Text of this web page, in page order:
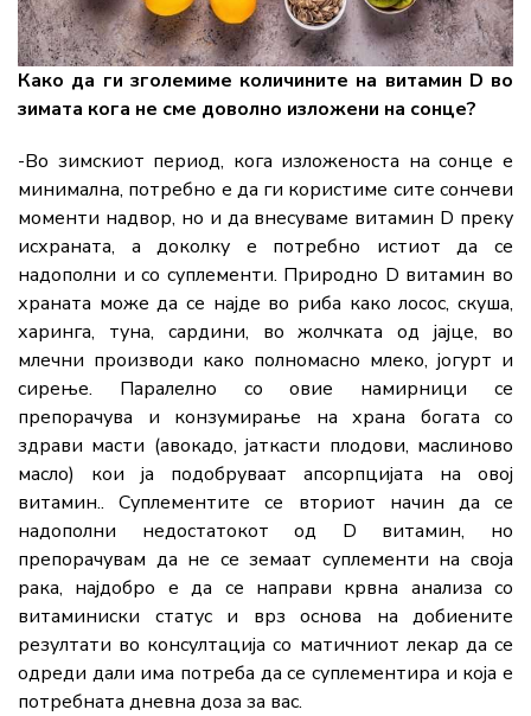
Како да ги зголемиме количините на витамин D во
зимата кога не сме доволно изложени на сонце?
-Во зимскиот период, кога изложеноста на сонце е
минимална, потребно е да ги користиме сите сончеви
моменти надвор, но и да внесуваме витамин D преку
исхраната, а доколку е потребно истиот да се
надополни и со суплементи. Природно D витамин во
храната може да се најде во риба како лосос, скуша,
харинга, туна, сардини, во жолчката од јајце, во
млечни производи како полномасно млеко, јогурт и
сирење. Паралелно со овие намирници се
препорачува и конзумирање на храна богата со
здрави масти (авокадо, јаткасти плодови, маслиново
масло) кои ја подобруваат апсорпцијата на овој
витамин.. Суплементите се вториот начин да се
надополни недостатокот од D витамин, но
препорачувам да не се земаат суплементи на своја
рака, најдобро е да се направи крвна анализа со
витаминиски статус и врз основа на добиените
резултати во консултација со матичниот лекар да се
одреди дали има потреба да се суплементира и која е
потребната дневна доза за вас.